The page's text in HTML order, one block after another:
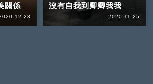
關係
12-28
沒有自我到卿卿我我
2020-11-25